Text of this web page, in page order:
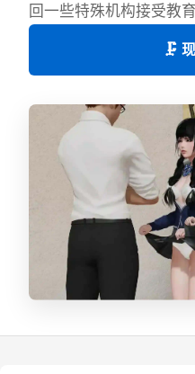
回一些特殊机构接受教育
🗜️